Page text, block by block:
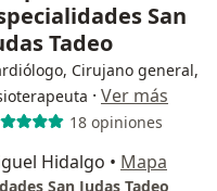
San
Tadeo
Cirujano general,
· Ver más
18 opiniones
Hidalgo • Mapa
San Judas Tadeo